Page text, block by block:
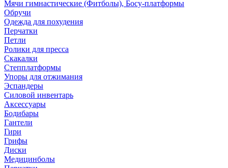
Мячи гимнастические (Фитболы), Босу-платформы
Обручи
Одежда для похудения
Перчатки
Петли
Ролики для пресса
Скакалки
Степплатформы
Упоры для отжимания
Эспандеры
Силовой инвентарь
Аксессуары
Бодибары
Гантели
Гири
Грифы
Диски
Медицинболы